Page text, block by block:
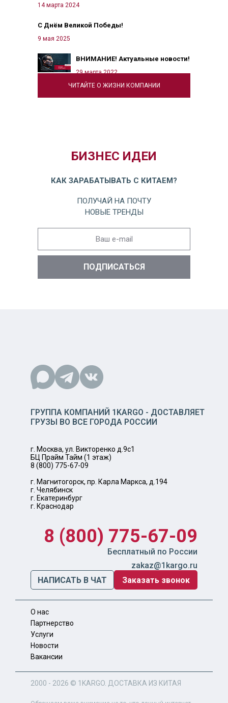
ЧИТАЙТЕ О ЖИЗНИ КОМПАНИИ
14 марта 2024
С Днём Великой Победы!
9 мая 2025
ВНИМАНИЕ! Актуальные новости!
29 марта 2022
БИЗНЕС ИДЕИ
КАК ЗАРАБАТЫВАТЬ С КИТАЕМ?
ПОЛУЧАЙ НА ПОЧТУ
НОВЫЕ ТРЕНДЫ
ГРУППА КОМПАНИЙ 1KARGO - ДОСТАВЛЯЕТ
ГРУЗЫ ВО ВСЕ ГОРОДА РОССИИ
г. Москва, ул. Викторенко д.9с1
БЦ Прайм Тайм (1 этаж)
8 (800) 775-67-09
г. Магнитогорск, пр. Карла Маркса, д.194
г. Челябинск
г. Екатеринбург
г. Краснодар
8 (800) 775-67-09
Бесплатный по России
zakaz@1kargo.ru
НАПИСАТЬ В ЧАТ
Заказать звонок
О нас
Партнерство
Услуги
Новости
Вакансии
2000 - 2026 © 1KARGO . ДОСТАВКА ИЗ КИТАЯ